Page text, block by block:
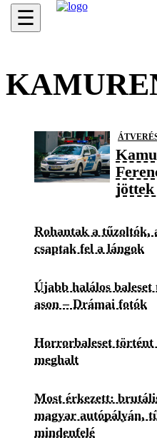
☰
jöttek
Rohantak a tűzoltók,
csaptak fel a lángok
Újabb halálos
ason – Drámai fotók
Horrorbaleset történt
meghalt
Most érkezett:
magyar autópályán,
mindenfelé